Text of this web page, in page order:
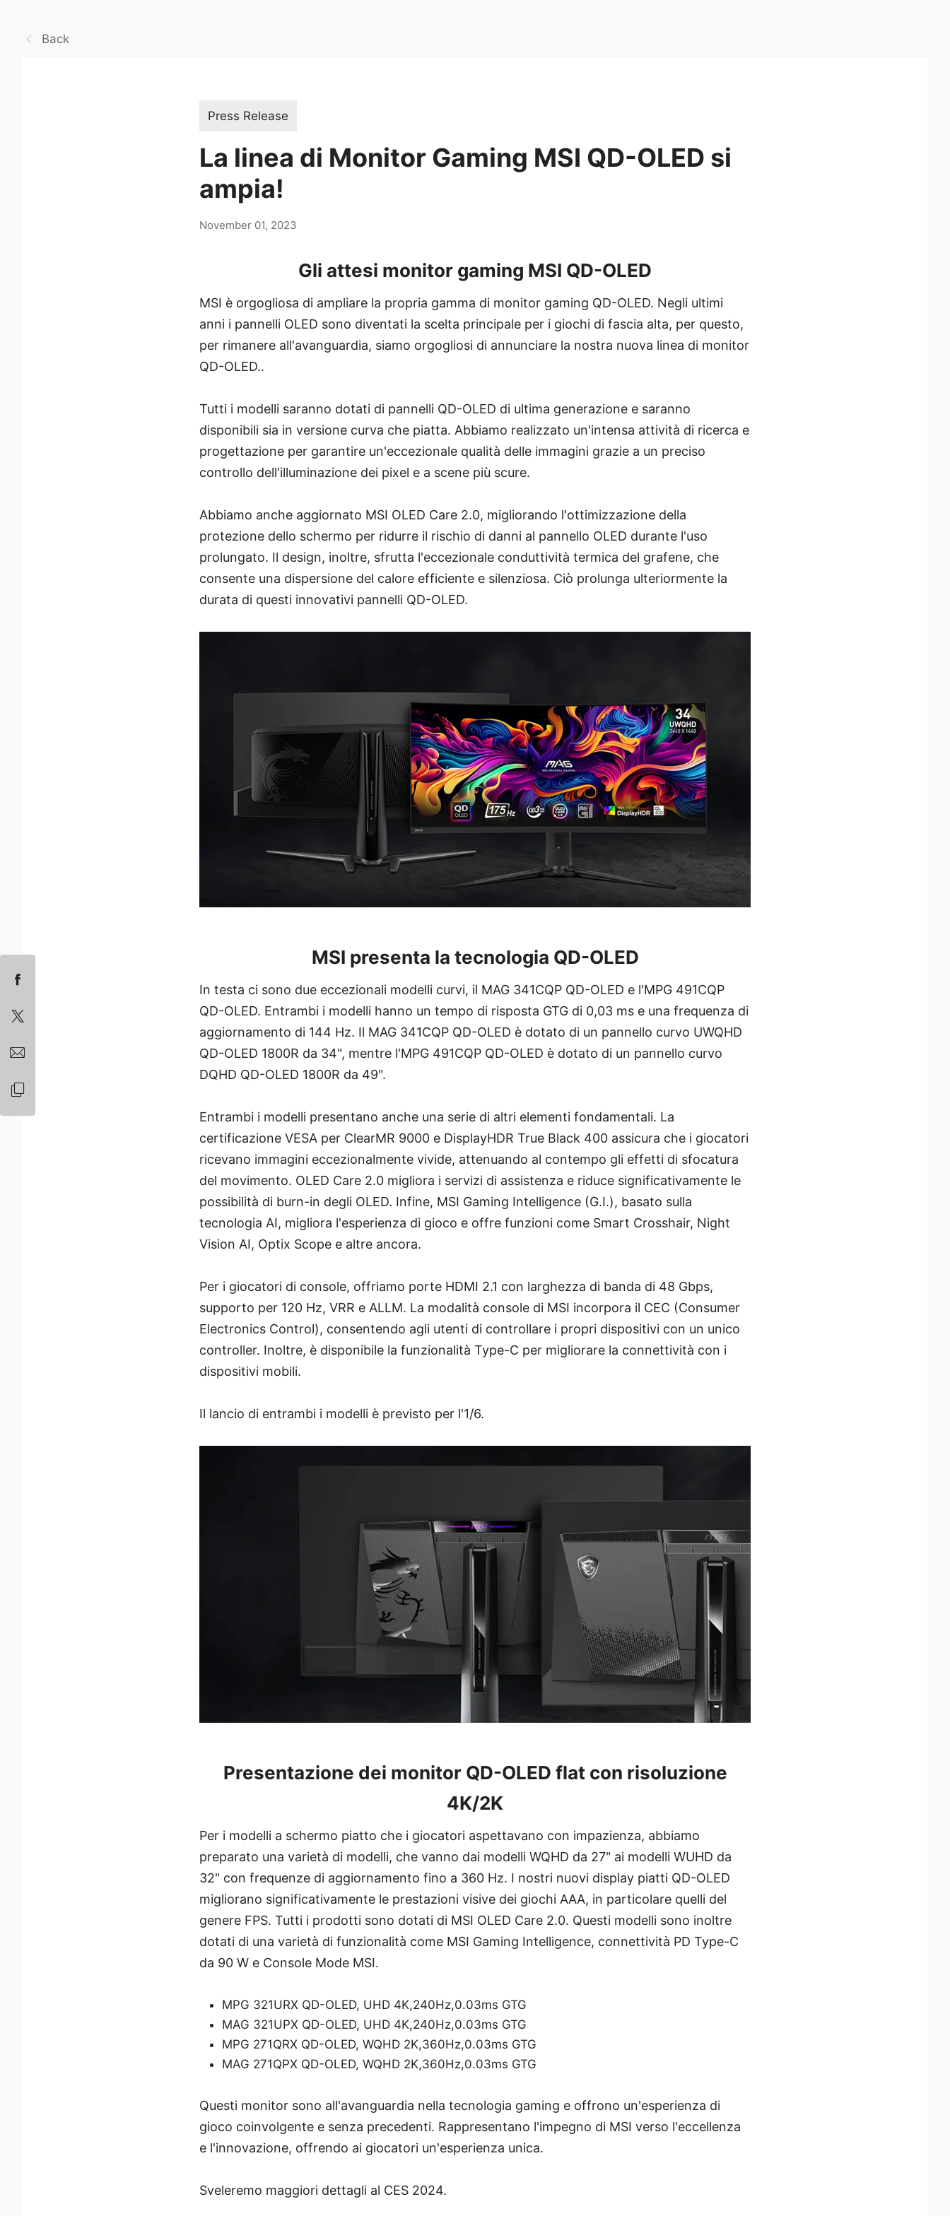
Back
Press Release
La linea di Monitor Gaming MSI QD-OLED si
ampia!
November 01, 2023
Gli attesi monitor gaming MSI QD-OLED
MSI è orgogliosa di ampliare la propria gamma di monitor gaming QD-OLED. Negli ultimi
anni i pannelli OLED sono diventati la scelta principale per i giochi di fascia alta, per questo,
per rimanere all'avanguardia, siamo orgogliosi di annunciare la nostra nuova linea di monitor
QD-OLED..
Tutti i modelli saranno dotati di pannelli QD-OLED di ultima generazione e saranno
disponibili sia in versione curva che piatta. Abbiamo realizzato un'intensa attività di ricerca e
progettazione per garantire un'eccezionale qualità delle immagini grazie a un preciso
controllo dell'illuminazione dei pixel e a scene più scure.
Abbiamo anche aggiornato MSI OLED Care 2.0, migliorando l'ottimizzazione della
protezione dello schermo per ridurre il rischio di danni al pannello OLED durante l'uso
prolungato. Il design, inoltre, sfrutta l'eccezionale conduttività termica del grafene, che
consente una dispersione del calore efficiente e silenziosa. Ciò prolunga ulteriormente la
durata di questi innovativi pannelli QD-OLED.
MSI presenta la tecnologia QD-OLED
In testa ci sono due eccezionali modelli curvi, il MAG 341CQP QD-OLED e l'MPG 491CQP
QD-OLED. Entrambi i modelli hanno un tempo di risposta GTG di 0,03 ms e una frequenza di
aggiornamento di 144 Hz. Il MAG 341CQP QD-OLED è dotato di un pannello curvo UWQHD
QD-OLED 1800R da 34", mentre l'MPG 491CQP QD-OLED è dotato di un pannello curvo
DQHD QD-OLED 1800R da 49".
Entrambi i modelli presentano anche una serie di altri elementi fondamentali. La
certificazione VESA per ClearMR 9000 e DisplayHDR True Black 400 assicura che i giocatori
ricevano immagini eccezionalmente vivide, attenuando al contempo gli effetti di sfocatura
del movimento. OLED Care 2.0 migliora i servizi di assistenza e riduce significativamente le
possibilità di burn-in degli OLED. Infine, MSI Gaming Intelligence (G.I.), basato sulla
tecnologia AI, migliora l'esperienza di gioco e offre funzioni come Smart Crosshair, Night
Vision AI, Optix Scope e altre ancora.
Per i giocatori di console, offriamo porte HDMI 2.1 con larghezza di banda di 48 Gbps,
supporto per 120 Hz, VRR e ALLM. La modalità console di MSI incorpora il CEC (Consumer
Electronics Control), consentendo agli utenti di controllare i propri dispositivi con un unico
controller. Inoltre, è disponibile la funzionalità Type-C per migliorare la connettività con i
dispositivi mobili.
Il lancio di entrambi i modelli è previsto per l'1/6.
Presentazione dei monitor QD-OLED flat con risoluzione
4K/2K
Per i modelli a schermo piatto che i giocatori aspettavano con impazienza, abbiamo
preparato una varietà di modelli, che vanno dai modelli WQHD da 27" ai modelli WUHD da
32" con frequenze di aggiornamento fino a 360 Hz. I nostri nuovi display piatti QD-OLED
migliorano significativamente le prestazioni visive dei giochi AAA, in particolare quelli del
genere FPS. Tutti i prodotti sono dotati di MSI OLED Care 2.0. Questi modelli sono inoltre
dotati di una varietà di funzionalità come MSI Gaming Intelligence, connettività PD Type-C
da 90 W e Console Mode MSI.
MPG 321URX QD-OLED, UHD 4K,240Hz,0.03ms GTG
MAG 321UPX QD-OLED, UHD 4K,240Hz,0.03ms GTG
MPG 271QRX QD-OLED, WQHD 2K,360Hz,0.03ms GTG
MAG 271QPX QD-OLED, WQHD 2K,360Hz,0.03ms GTG
Questi monitor sono all'avanguardia nella tecnologia gaming e offrono un'esperienza di
gioco coinvolgente e senza precedenti. Rappresentano l'impegno di MSI verso l'eccellenza
e l'innovazione, offrendo ai giocatori un'esperienza unica.
Sveleremo maggiori dettagli al CES 2024.